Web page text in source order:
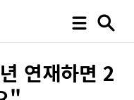
연재하면 2